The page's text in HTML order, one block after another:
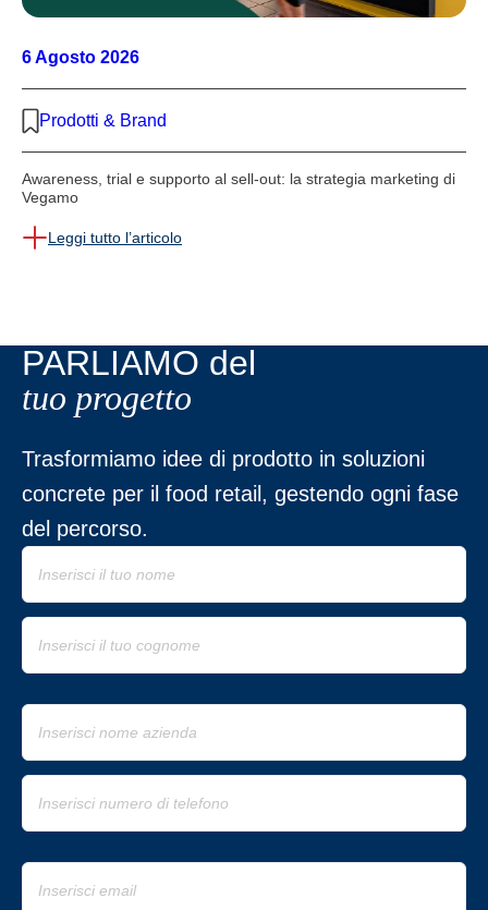
6 Agosto 2026
Prodotti & Brand
Awareness, trial e supporto al sell-out: la strategia marketing di
Vegamo
Leggi tutto l’articolo
PARLIAMO del
tuo progetto
Trasformiamo idee di prodotto in soluzioni
concrete per il food retail, gestendo ogni fase
del percorso.